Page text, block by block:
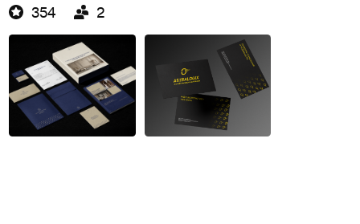
354 2